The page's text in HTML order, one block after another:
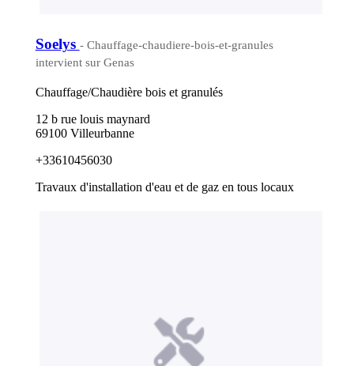
Soelys - Chauffage-chaudiere-bois-et-granules
intervient sur Genas
Chauffage/Chaudière bois et granulés
12 b rue louis maynard
69100 Villeurbanne
+33610456030
Travaux d'installation d'eau et de gaz en tous locaux